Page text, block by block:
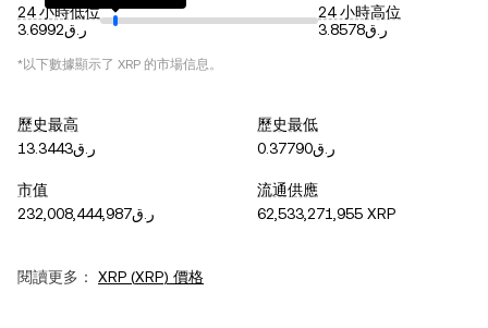
24 小時低位
ر.ق3.6992
24 小時高位
ر.ق3.8578
*以下數據顯示了 XRP 的市場信息。
歷史最高
ر.ق13.3443
歷史最低
ر.ق0.37790
市值
ر.ق232,008,444,987
流通供應
62,533,271,955 XRP
閱讀更多： XRP (XRP) 價格